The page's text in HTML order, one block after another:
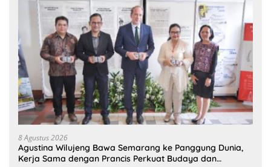
8 Agustus 2026
Agustina Wilujeng Bawa Semarang ke Panggung Dunia,
Kerja Sama dengan Prancis Perkuat Budaya dan